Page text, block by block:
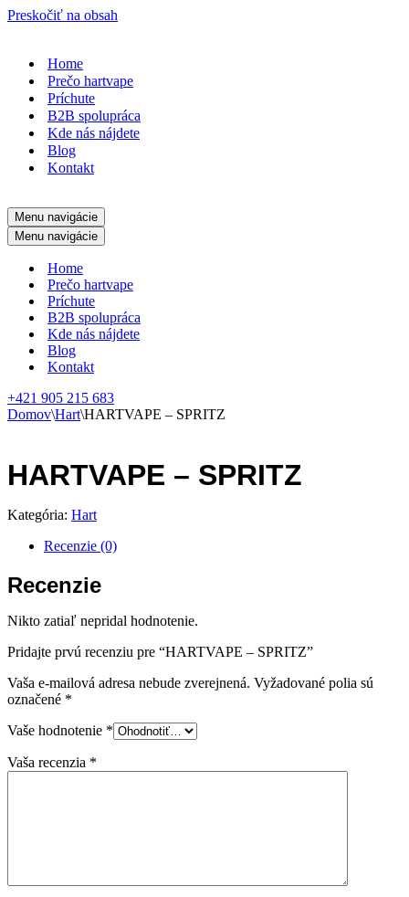
Preskočiť na obsah
Home
Prečo hartvape
Príchute
B2B spolupráca
Kde nás nájdete
Blog
Kontakt
Menu navigácie
Menu navigácie
Home
Prečo hartvape
Príchute
B2B spolupráca
Kde nás nájdete
Blog
Kontakt
+421 905 215 683
Domov\Hart\HARTVAPE – SPRITZ
HARTVAPE – SPRITZ
Kategória: Hart
Recenzie (0)
Recenzie
Nikto zatiaľ nepridal hodnotenie.
Pridajte prvú recenziu pre “HARTVAPE – SPRITZ”
Vaša e-mailová adresa nebude zverejnená. Vyžadované polia sú
označené *
Vaše hodnotenie *
Vaša recenzia *